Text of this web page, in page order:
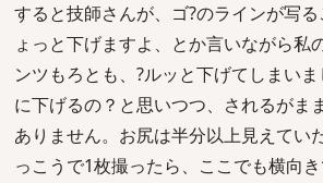
すると技師さんが、ゴ?のラインが写
ょっと下げますよ、とか言いながら私
ンツもろとも、?ルッと下げてしまい
に下げるの？と思いつつ、されるがま
ありません。お尻は半分以上見えてい
っこうで1枚撮ったら、ここでも横向